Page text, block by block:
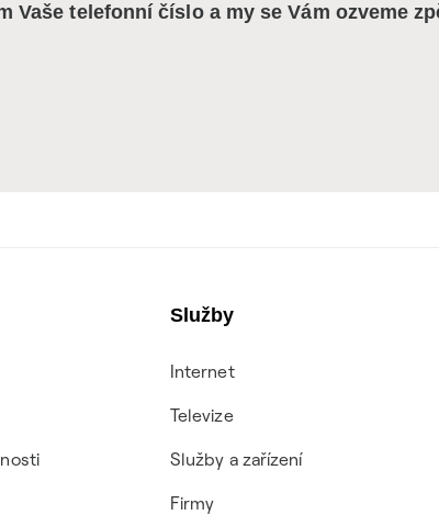
Vaše telefonní číslo a my se Vám ozveme
Služby
Internet
Televize
Služby a zařízení
Firmy